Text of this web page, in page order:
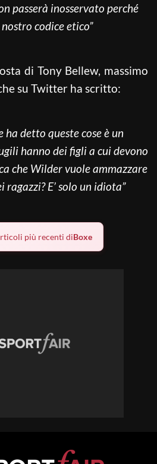
passerà inosservato perché
codice etico”
di Tony Bellew, massimo
su Twitter ha scritto:
ha detto queste cose è un
hanno dei figli a cui devono
che Wilder vuole ammazzare
ragazzi? E’ solo un idiota”
più recenti diBoxe